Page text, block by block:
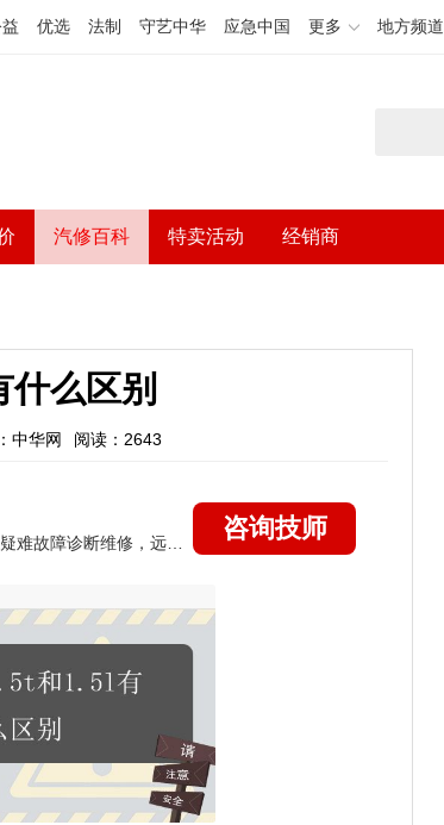
优选 法制 守艺中华 应急中国 更多 地方频道
汽修百科 特卖活动 经销商
么区别
中华网 阅读：2643
咨询技师